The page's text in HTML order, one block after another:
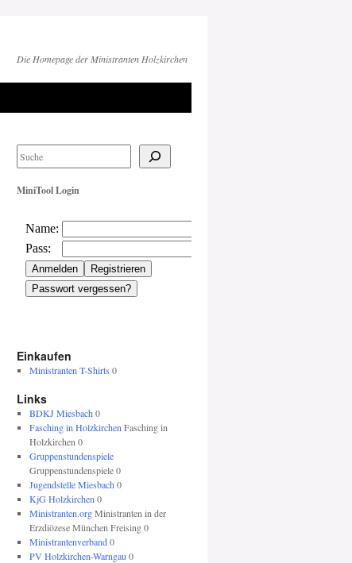
Die Homepage der Ministranten Holzkirchen
MiniTool Login
Einkaufen
Ministranten T-Shirts 0
Links
BDKJ Miesbach 0
Fasching in Holzkirchen Fasching in
Holzkirchen 0
Gruppenstundenspiele
Gruppenstundenspiele 0
Jugendstelle Miesbach 0
KjG Holzkirchen 0
Ministranten.orgMinistranten in der
Erzdiözese München Freising 0
Ministrantenverband0
PV Holzkirchen-Warngau 0